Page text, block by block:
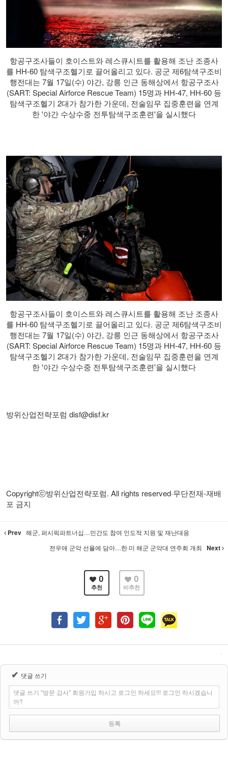
항공구조사들이 호이스트와 레스큐시트를 활용해 조난 조종사
를 HH-60 탐색구조헬기로 끌어올리고 있다. 공군 제6탐색구조비
행전대는 7월 17일(수) 야간, 강릉 인근 동해상에서 항공구조사
(SART: Special Airforce Rescue Team) 15명과 HH-47, HH-60 등
탐색구조헬기 2대가 참가한 가운데, 전술임무 집중훈련을 연계
한 '야간 수상수중 전투탐색구조훈련'을 실시했다
항공구조사들이 호이스트와 레스큐시트를 활용해 조난 조종사
를 HH-60 탐색구조헬기로 끌어올리고 있다. 공군 제6탐색구조비
행전대는 7월 17일(수) 야간, 강릉 인근 동해상에서 항공구조사
(SART: Special Airforce Rescue Team) 15명과 HH-47, HH-60 등
탐색구조헬기 2대가 참가한 가운데, 전술임무 집중훈련을 연계
한 '야간 수상수중 전투탐색구조훈련'을 실시했다
방위산업전략포럼 disf@disf.kr
Copyrightⓒ방위산업전략포럼. All rights reserved·무단전재-재배
포 금지
Prev 해군, 퍼시픽파트너십…민간도 참여 인도적 지원 및 재난대응
전우애 군악 선율에 담아…한·미 해군 군악대 연주회 개최 Next
0
추천
0
비추천
✔ 댓글 쓰기
댓글 쓰기 "방문 감사" 회원가입 하시고 로그인 하세요!!! 로그인 하시겠습니
까?